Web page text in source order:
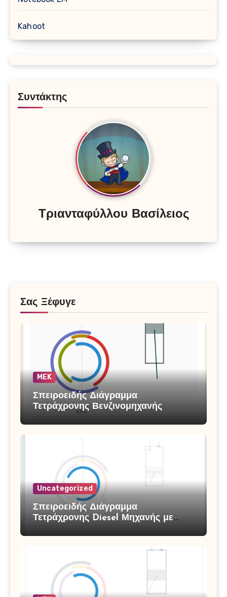
Kahoot
Συντάκτης
Τριανταφύλλου Βασίλειος
Σας Ξέφυγε
MEK
Σπειροειδής Διάγραμμα
Τετράχρονης Βενζινομηχανής
Uncategorized
Σπειροειδής Διάγραμμα
Τετράχρονης Diesel Μηχανής με